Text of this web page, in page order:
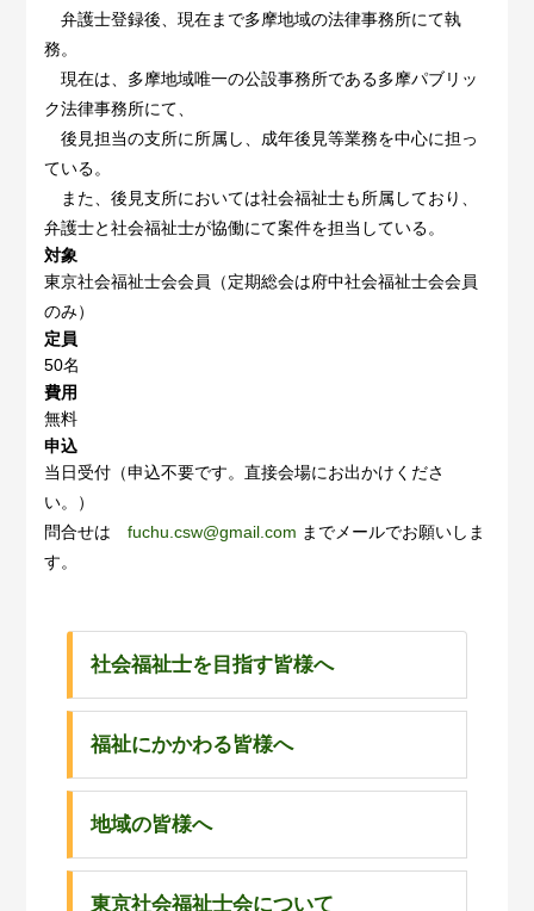
弁護士登録後、現在まで多摩地域の法律事務所にて執
務。
現在は、多摩地域唯一の公設事務所である多摩パブリッ
ク法律事務所にて、
後見担当の支所に所属し、成年後見等業務を中心に担っ
ている。
また、後見支所においては社会福祉士も所属しており、
弁護士と社会福祉士が協働にて案件を担当している。
対象
東京社会福祉士会会員（定期総会は府中社会福祉士会会員
のみ）
定員
50名
費用
無料
申込
当日受付（申込不要です。直接会場にお出かけくださ
い。）
問合せはfuchu.csw@gmail.com までメールでお願いしま
す。
社会福祉士を目指す皆様へ
福祉にかかわる皆様へ
地域の皆様へ
東京社会福祉士会について